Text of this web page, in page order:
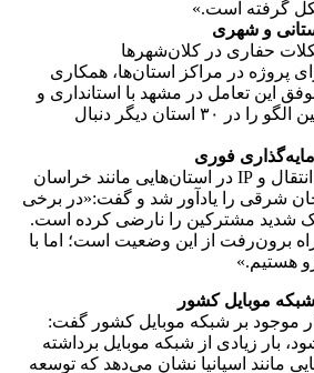
و شهری
حفاری در کلان‌شهرها
پروژه در مراکز استان‌ها، همکاری
این تعامل در مشهد با استانداری و
شهرداری اتفاق افتاد. همین الگو را در ۳۰ استان دیگر دنبال
فوری
وی وضعیت خاص شبکه انتقال و IP در استان‌هایی مانند خراسان
شرقی را یادآور شد و گفت:«در برخی
شدید مشترکین را نارضی کرده است.
برون‌رفت از این وضعیت است؛ اما با
هستیم.»
موبایل کشور
موجود بر شبکه موبایل کشور گفت:
بار زیادی از شبکه موبایل برداشته
مانند اسپانیا نشان می‌دهد که توسعه